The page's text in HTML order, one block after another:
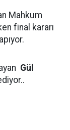
Mahkum
final kararı
Gül